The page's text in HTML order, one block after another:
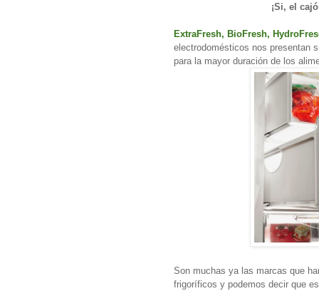
¡Si, el
ExtraFresh, BioFresh,
electrodomésticos nos presentan
para la mayor duración de los
Son muchas ya las marcas que
frigoríficos y podemos decir que